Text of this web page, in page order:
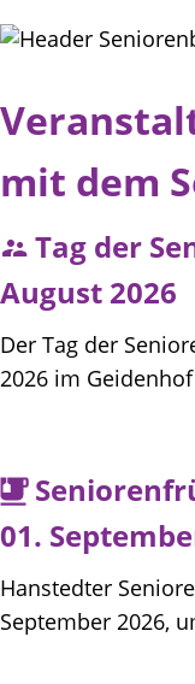
mit dem
Tag der
August 2026
Der Tag der
2026 im
01.
Hanstedter
September 2026,